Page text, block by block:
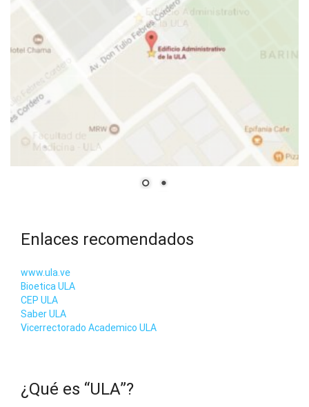
Enlaces recomendados
www.ula.ve
Bioetica ULA
CEP ULA
Saber ULA
Vicerrectorado Academico ULA
¿Qué es “ULA”?